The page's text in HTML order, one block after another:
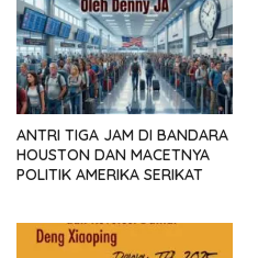
ANTRI TIGA JAM DI BANDARA
HOUSTON DAN MACETNYA
POLITIK AMERIKA SERIKAT